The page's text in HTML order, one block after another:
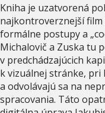
Kniha je uzatvorená
najkontroverznejší film
formálne postupy a
Michalovič a Zuska tu
v predchádzajúcich
k vizuálnej stránke,
a odvolávajú sa na
spracovania. Táto